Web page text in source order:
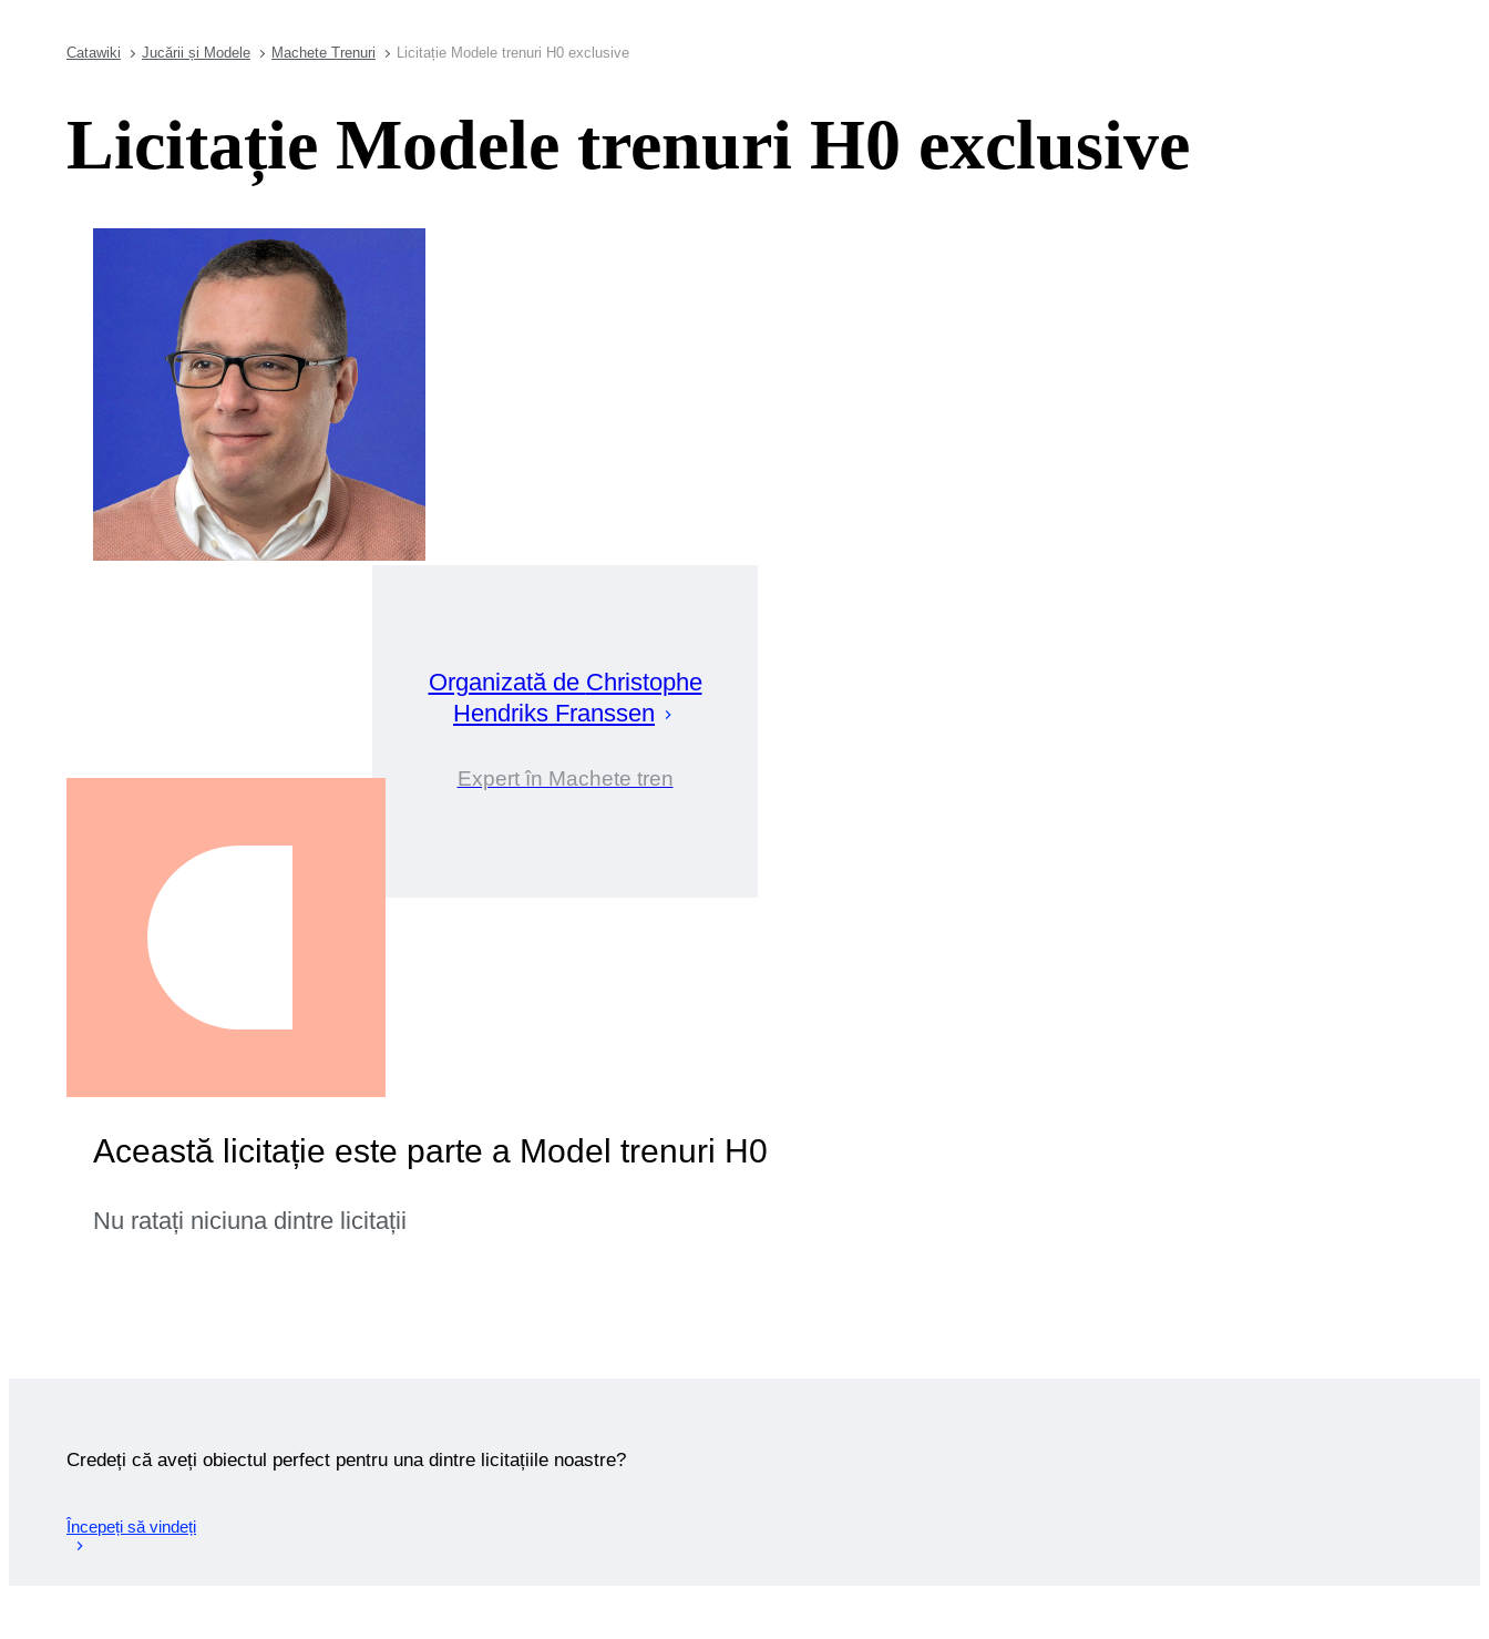
Catawiki Jucării și Modele Machete Trenuri Licitație Modele trenuri H0 exclusive
Licitație Modele trenuri H0 exclusive
Organizată de Christophe
Hendriks Franssen
Expert în Machete tren
Această licitație este parte a Model trenuri H0
Nu ratați niciuna dintre licitații
Credeți că aveți obiectul perfect pentru una dintre licitațiile noastre?
Începeți să vindeți